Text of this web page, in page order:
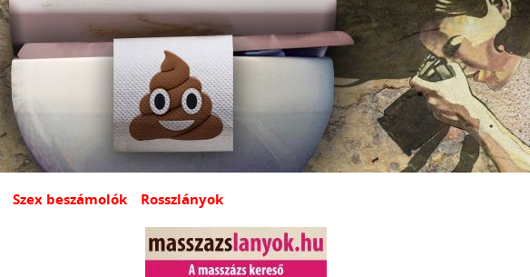
Szex beszámolók Rosszlányok